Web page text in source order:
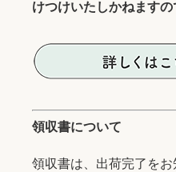
けつけいたしかねますの
領収書について
領収書は、出荷完了を